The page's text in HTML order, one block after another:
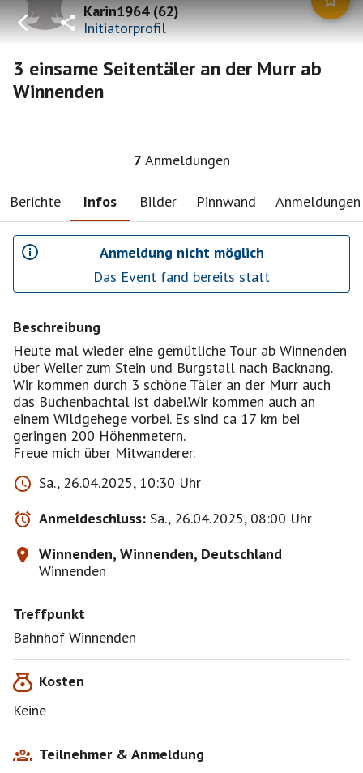
Karin1964(62)
Initiatorprofil
3 einsame Seitentäler an der Murr ab
Winnenden
7 Anmeldungen
Berichte Infos Bilder Pinnwand Anmeldungen
Anmeldung nicht möglich
Das Event fand bereits statt
Beschreibung
Heute mal wieder eine gemütliche Tour ab Winnenden
über Weiler zum Stein und Burgstall nach Backnang.
Wir kommen durch 3 schöne Täler an der Murr auch
das Buchenbachtal ist dabei.Wir kommen auch an
einem Wildgehege vorbei. Es sind ca 17 km bei
geringen 200 Höhenmetern.
Freue mich über Mitwanderer.
Sa., 26.04.2025, 10:30 Uhr
Anmeldeschluss: Sa., 26.04.2025, 08:00 Uhr
Winnenden, Winnenden, Deutschland
Winnenden
Treffpunkt
Bahnhof Winnenden
Kosten
Keine
Teilnehmer & Anmeldung